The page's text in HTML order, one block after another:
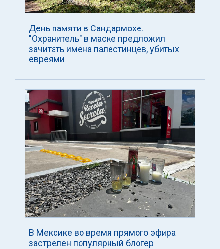
День памяти в Сандармохе.
"Охранитель" в маске предложил
зачитать имена палестинцев, убитых
евреями
В Мексике во время прямого эфира
застрелен популярный блогер